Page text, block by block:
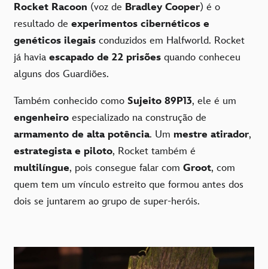
Rocket Racoon (voz de Bradley Cooper) é o
resultado de experimentos cibernéticos e
genéticos ilegais conduzidos em Halfworld. Rocket
já havia escapado de 22 prisões quando conheceu
alguns dos Guardiões.
Também conhecido como Sujeito 89P13, ele é um
engenheiro especializado na construção de
armamento de alta potência. Um mestre atirador,
estrategista e piloto, Rocket também é
multilíngue, pois consegue falar com Groot, com
quem tem um vínculo estreito que formou antes dos
dois se juntarem ao grupo de super-heróis.